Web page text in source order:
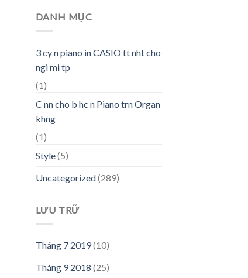
DANH MỤC
3 cy n piano in CASIO tt nht cho
ngi mi tp
(1)
C nn cho b hc n Piano trn Organ
khng
(1)
Style(5)
Uncategorized(289)
LƯU TRỮ
Tháng 7 2019(10)
Tháng 9 2018 (25)